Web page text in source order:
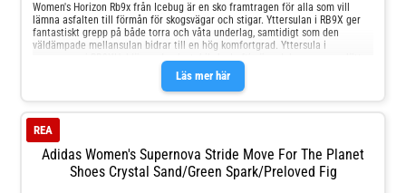
Läs mer här
Women's Horizon Rb9x från Icebug är en sko framtragen för alla som vill
lämna asfalten till förmån för skogsvägar och stigar. Yttersulan i RB9X ger
fantastiskt grepp på både torra och våta underlag, samtidigt som den
väldämpade mellansulan bidrar till en hög komfortgrad. Yttersula i
greppgummi RB9XHeldämpad och stabil sko Luftig överdel som ger en lätt
känsla Överdel i bluesign®-certifierad polyesterLining i bluesign®-certifierad
polyester, tillverkad av 100% återvunnen PET och färgad med solution dye-
teknikLöstagbar Ortholite Hybrid®-innersula, med lining av bluesign®-
Adidas Women's Supernova Stride Move For The Planet
Shoes Crystal Sand/Green Spark/Preloved Fig
REA